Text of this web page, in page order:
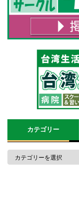
カテゴリー